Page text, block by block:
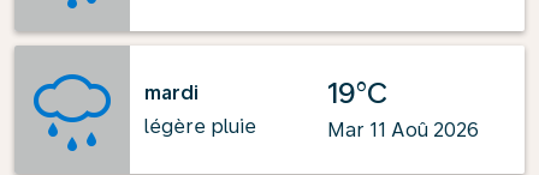
mardi
légère pluie
19°C
Mar 11 Aoû 2026